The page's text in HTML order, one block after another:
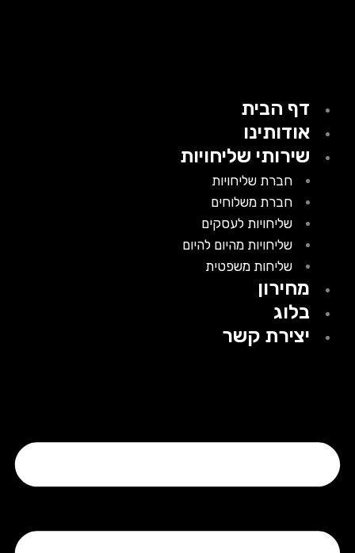
דף הבית
אודותינו
שירותי שליחויות
חברת שליחויות
חברת משלוחים
שליחויות לעסקים
שליחויות מהיום להיום
שליחות משפטית
מחירון
בלוג
יצירת קשר